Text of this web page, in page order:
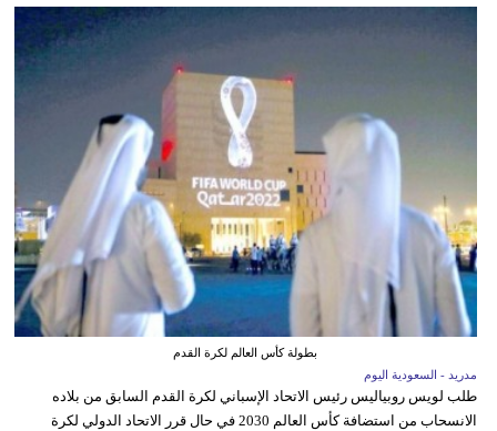
بطولة كأس العالم لكرة القدم
مدريد - السعودية اليوم
طلب لويس روبياليس رئيس الاتحاد الإسباني لكرة القدم السابق من بلاده
الانسحاب من استضافة كأس العالم 2030 في حال قرر الاتحاد الدولي لكرة